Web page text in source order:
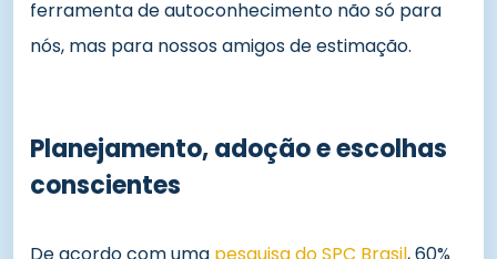
ferramenta de autoconhecimento não só para
nós, mas para nossos amigos de estimação.
Planejamento, adoção e escolhas
conscientes
De acordo com uma pesquisa do SPC Brasil, 60%